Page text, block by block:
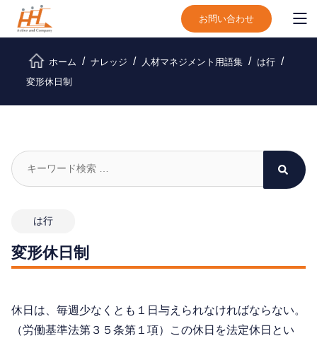
お問い合わせ
ホーム ナレッジ 人材マネジメント用語集
は行
変形休日制
は行
変形休日制
休日は、毎週少なくとも１日与えられなければならない。
（労働基準法第３５条第１項）この休日を法定休日とい